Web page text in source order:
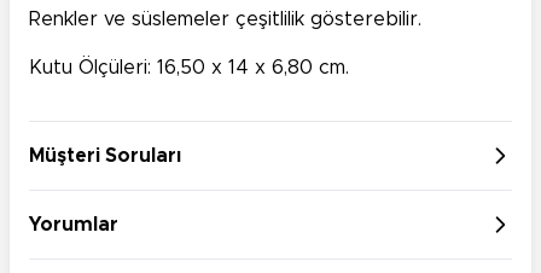
Renkler ve süslemeler çeşitlilik gösterebilir.
Kutu Ölçüleri: 16,50 x 14 x 6,80 cm.
Müşteri Soruları
Yorumlar